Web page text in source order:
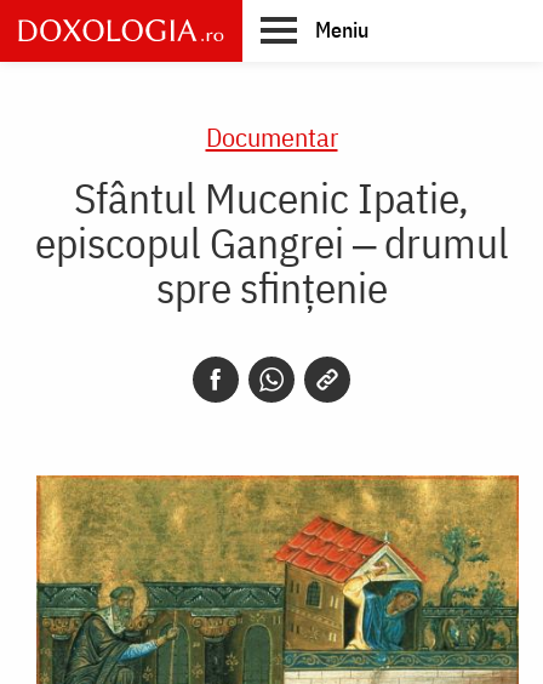
Skip
to
main
Meniu
Documentar
Sfântul Mucenic Ipatie,
episcopul Gangrei ‒ drumul
spre sfințenie